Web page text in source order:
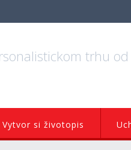
trhu
Vytvor si životopis